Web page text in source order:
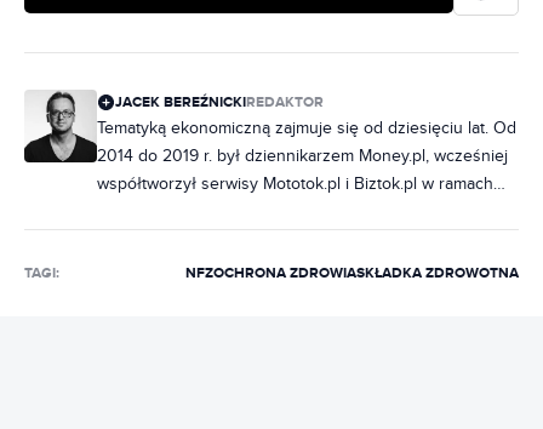
JACEK BEREŹNICKIREDAKTOR
Tematyką ekonomiczną zajmuje się od dziesięciu lat. Od
2014 do 2019 r. był dziennikarzem Money.pl, wcześniej
współtworzył serwisy Mototok.pl i Biztok.pl w ramach
TAGI: NFZOCHRONA ZDROWIASKŁADKA ZDROWOTNA